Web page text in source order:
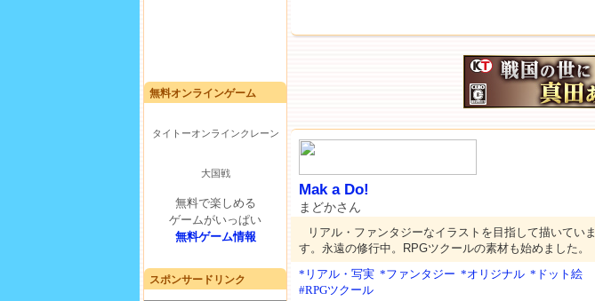
無料オンラインゲーム
タイトーオンラインクレーン
大国戦
無料で楽しめる
ゲームがいっぱい
無料ゲーム情報
スポンサードリンク
Mak a Do!
まどかさん
リアル・ファンタジーなイラストを目指して描いていま
す。永遠の修行中。RPGツクールの素材も始めました。
*リアル・写実 *ファンタジー *オリジナル *ドット絵
#RPGツクール